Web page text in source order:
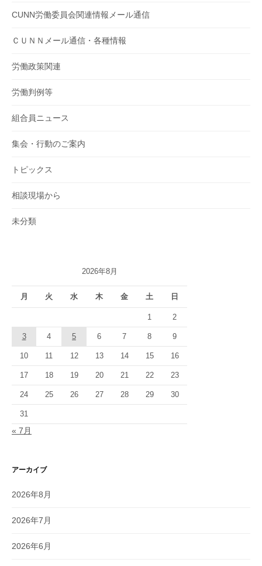
CUNN労働委員会関連情報メール通信
ＣＵＮＮメール通信・各種情報
労働政策関連
労働判例等
組合員ニュース
集会・行動のご案内
トピックス
相談現場から
未分類
2026年8月
月 火 水 木 金 土 日
1 2
3 4 5 6 7 8 9
10 11 12 13 14 15 16
17 18 19 20 21 22 23
24 25 26 27 28 29 30
31
« 7月
アーカイブ
2026年8月
2026年7月
2026年6月